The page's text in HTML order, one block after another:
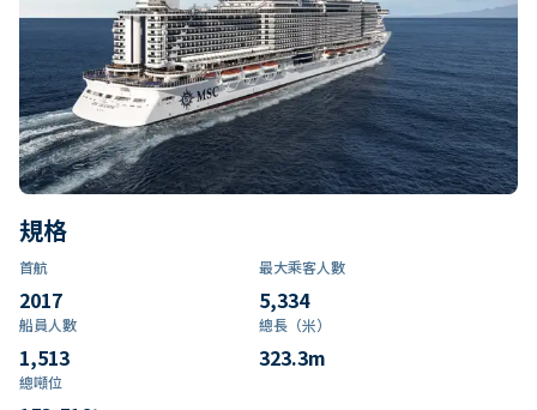
規格
首航
2017
最大乘客人數
5,334
船員人數
1,513
總長（米）
323.3m
總噸位